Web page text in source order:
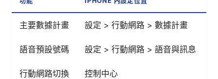
主要數據計畫 設定 > 行動網路 > 數據計畫
語音預設號碼 設定 > 行動網路 > 語音與訊息
行動網路切換 控制中心